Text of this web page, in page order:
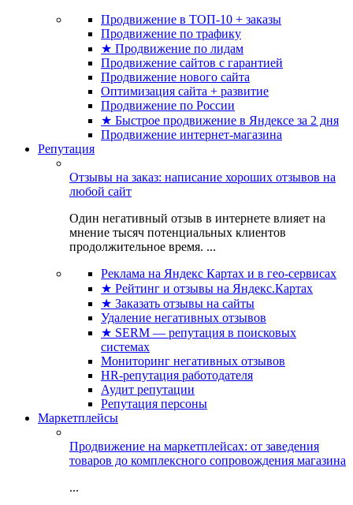
Продвижение в ТОП-10 + заказы
Продвижение по трафику
★ Продвижение по лидам
Продвижение сайтов с гарантией
Продвижение нового сайта
Оптимизация сайта + развитие
Продвижение по России
★ Быстрое продвижение в Яндексе за 2 дня
Продвижение интернет-магазина
Репутация
Отзывы на заказ: написание хороших отзывов на
любой сайт
Один негативный отзыв в интернете влияет на
мнение тысяч потенциальных клиентов
продолжительное время. ...
Реклама на Яндекс Картах и в гео-сервисах
★ Рейтинг и отзывы на Яндекс.Картах
★ Заказать отзывы на сайты
Удаление негативных отзывов
★ SERM — репутация в поисковых
системах
Мониторинг негативных отзывов
HR-репутация работодателя
Аудит репутации
Репутация персоны
Маркетплейсы
Продвижение на маркетплейсах: от заведения
товаров до комплексного сопровождения магазина
...